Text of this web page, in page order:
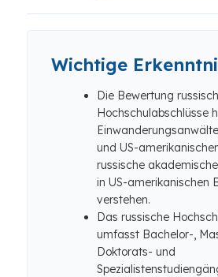
Wichtige
Die Bewertung
Hochschulabschlüsse
und US-
russische
in US-amerikanischen
verstehen.
Das russische
umfasst Bachelor-,
Doktorats- und